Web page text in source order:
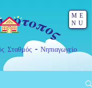
ME
NU
Σταθμός - Νηπιαγωγείο